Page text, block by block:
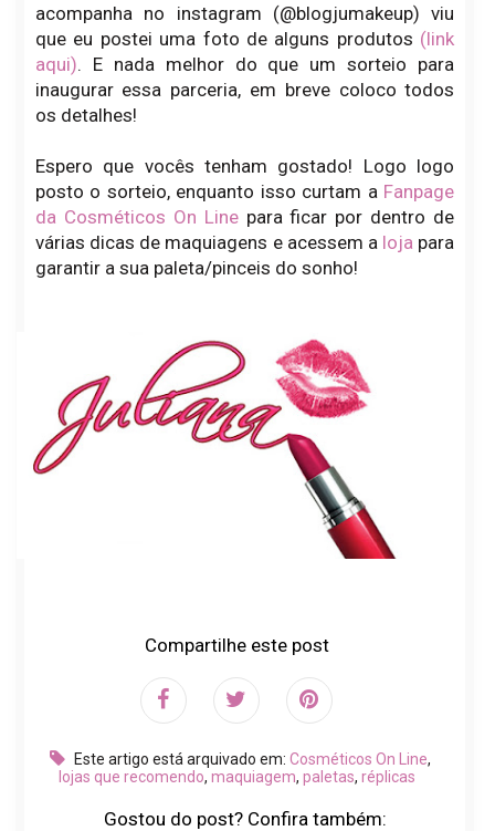
acompanha no instagram (@blogjumakeup) viu
que eu postei uma foto de alguns produtos (link
aqui). E nada melhor do que um sorteio para
inaugurar essa parceria, em breve coloco todos
os detalhes!
Espero que vocês tenham gostado! Logo logo
posto o sorteio, enquanto isso curtam a Fanpage
da Cosméticos On Linepara ficar por dentro de
várias dicas de maquiagens e acessem a loja para
garantir a sua paleta/pinceis do sonho!
Compartilhe este post
Este artigo está arquivado em: Cosméticos On Line,
lojas que recomendo, maquiagem, paletas, réplicas
Gostou do post? Confira também: